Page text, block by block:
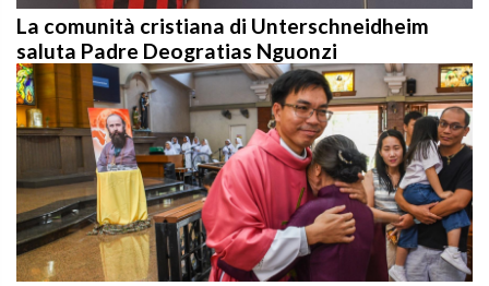
La comunità cristiana di Unterschneidheim
saluta Padre Deogratias Nguonzi